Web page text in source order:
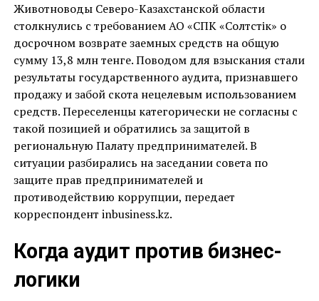
Животноводы Северо-Казахстанской области
столкнулись с требованием АО «СПК «Солтүстік» о
досрочном возврате заемных средств на общую
сумму 13,8 млн тенге. Поводом для взыскания стали
результаты государственного аудита, признавшего
продажу и забой скота нецелевым использованием
средств. Переселенцы категорически не согласны с
такой позицией и обратились за защитой в
региональную Палату предпринимателей. В
ситуации разбирались на заседании совета по
защите прав предпринимателей и
противодействию коррупции, передает
корреспондент inbusiness.kz.
Когда аудит против бизнес-
логики